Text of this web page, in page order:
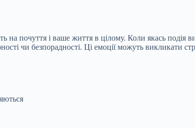
почуття і ваше життя в цілому. Коли якась подія
чи безпорадності. Ці емоції можуть викликати